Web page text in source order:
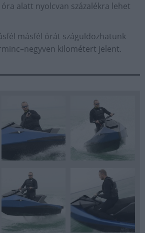
alatt nyolcvan százalékra lehet
másfél órát száguldozhatunk
kilométert jelent.